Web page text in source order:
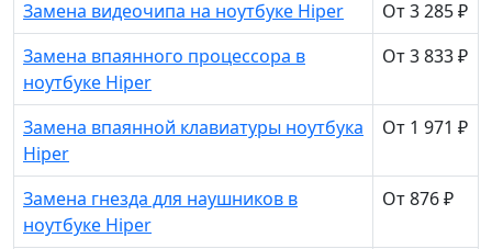
Замена видеочипа на ноутбуке Hiper
От 3 285 ₽
Замена впаянного процессора в
ноутбуке Hiper
От 3 833 ₽
Замена впаянной клавиатуры ноутбука
Hiper
От 1 971 ₽
Замена гнезда для наушников в
ноутбуке Hiper
От 876 ₽